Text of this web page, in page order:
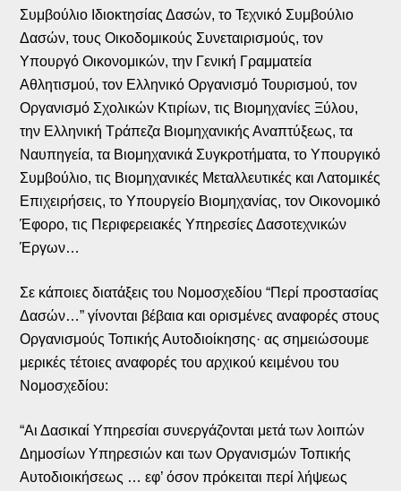
Συμβούλιο Ιδιοκτησίας Δασών, το Τεχνικό Συμβούλιο
Δασών, τους Οικοδομικούς Συνεταιρισμούς, τον
Υπουργό Οικονομικών, την Γενική Γραμματεία
Αθλητισμού, τον Ελληνικό Οργανισμό Τουρισμού, τον
Οργανισμό Σχολικών Κτιρίων, τις Βιομηχανίες Ξύλου,
την Ελληνική Τράπεζα Βιομηχανικής Αναπτύξεως, τα
Ναυπηγεία, τα Βιομηχανικά Συγκροτήματα, το Υπουργικό
Συμβούλιο, τις Βιομηχανικές Μεταλλευτικές και Λατομικές
Επιχειρήσεις, το Υπουργείο Βιομηχανίας, τον Οικονομικό
Έφορο, τις Περιφερειακές Υπηρεσίες Δασοτεχνικών
Έργων…
Σε κάποιες διατάξεις του Νομοσχεδίου “Περί προστασίας
Δασών…” γίνονται βέβαια και ορισμένες αναφορές στους
Οργανισμούς Τοπικής Αυτοδιοίκησης· ας σημειώσουμε
μερικές τέτοιες αναφορές του αρχικού κειμένου του
Νομοσχεδίου:
“Αι Δασικαί Υπηρεσίαι συνεργάζονται μετά των λοιπών
Δημοσίων Υπηρεσιών και των Οργανισμών Τοπικής
Αυτοδιοικήσεως … εφ’ όσον πρόκειται περί λήψεως